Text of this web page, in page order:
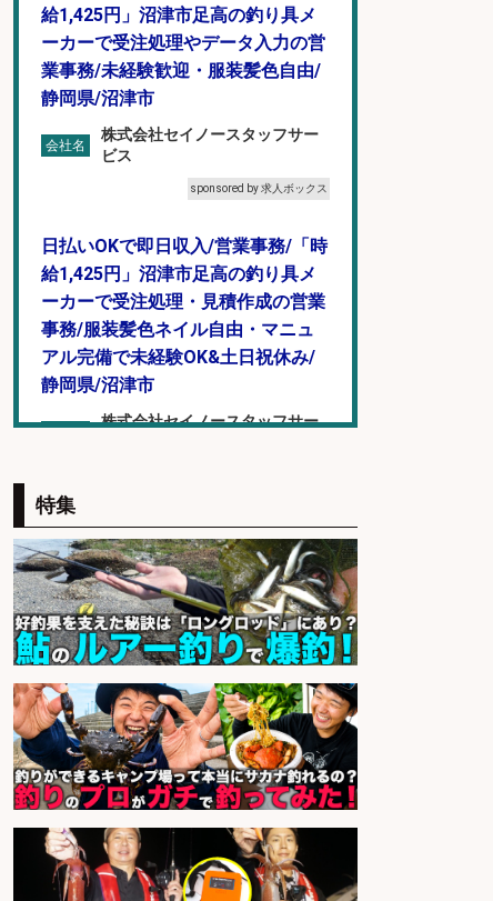
給1,425円」沼津市足高の釣り具メ
ーカーで受注処理やデータ入力の営
業事務/未経験歓迎・服装髪色自由/
静岡県/沼津市
会社名
株式会社セイノースタッフサー
ビス
sponsored by 求人ボックス
日払いOKで即日収入/営業事務/「時
給1,425円」沼津市足高の釣り具メ
ーカーで受注処理・見積作成の営業
事務/服装髪色ネイル自由・マニュ
アル完備で未経験OK&土日祝休み/
静岡県/沼津市
会社名
株式会社セイノースタッフサー
日払いOKで即日収入/営業事務/沼津
市足高の釣り具メーカーで受注処
理・見積作成の営業事務/服装髪色
ネイル自由・マニュアル完備で未経
験OK&土日祝休み/静岡県/沼津市
会社名
株式会社セイノースタッフサー
ビス
sponsored by 求人ボックス
釣り具/評価・テスト・実験/釣り具
会社名 株式会社スタッフサービス
sponsored by 求人ボックス
特集